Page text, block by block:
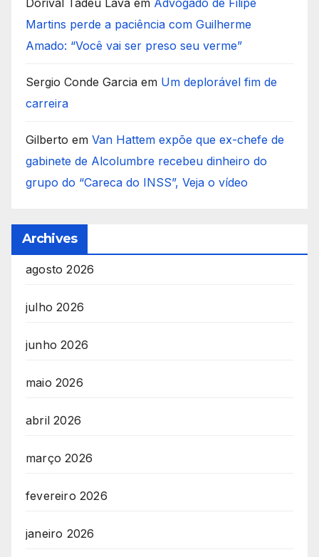
Martins perde a paciência com Guilherme
Amado: “Você vai ser preso seu verme”
Sergio Conde Garcia em Um deplorável fim de
carreira
Gilberto em Van Hattem expõe que ex-chefe de
gabinete de Alcolumbre recebeu dinheiro do
grupo do “Careca do INSS”, Veja o vídeo
Archives
agosto 2026
julho 2026
junho 2026
maio 2026
abril 2026
março 2026
fevereiro 2026
janeiro 2026